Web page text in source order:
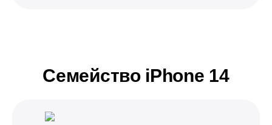
Семейство iPhone 14